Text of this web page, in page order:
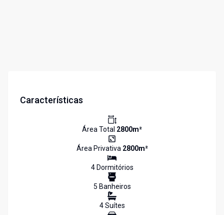
Características
Área Total 2800m²
Área Privativa 2800m²
4Dormitórios
5 Banheiros
4Suítes